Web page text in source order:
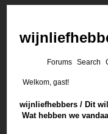
Forums Search
Welkom, gast!
wijnliefhebbers / Dit
Wat hebben we